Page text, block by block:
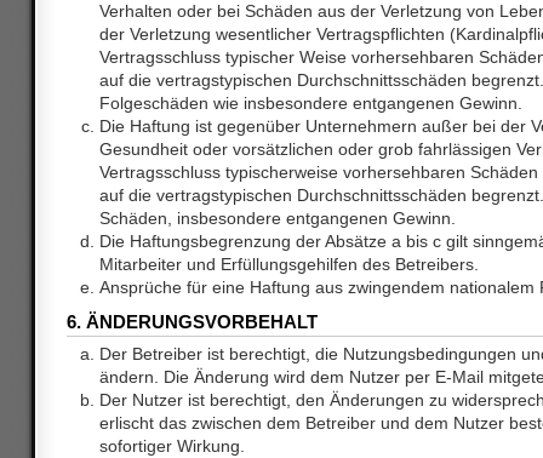
Verhalten oder bei Schäden aus der Verletzung von
der Verletzung wesentlicher Vertragspflichten
Vertragsschluss typischer Weise vorhersehbaren
auf die vertragstypischen Durchschnittsschäden
Folgeschäden wie insbesondere entgangenen Gewinn.
Die Haftung ist gegenüber Unternehmern außer bei der
Gesundheit oder vorsätzlichen oder grob fahrlässigen
Vertragsschluss typischerweise vorhersehbaren
auf die vertragstypischen Durchschnittsschäden
Schäden, insbesondere entgangenen Gewinn.
Die Haftungsbegrenzung der Absätze a bis c gilt
Mitarbeiter und Erfüllungsgehilfen des Betreibers.
Ansprüche für eine Haftung aus zwingendem nationalem
6. ÄNDERUNGSVORBEHALT
Der Betreiber ist berechtigt, die Nutzungsbedingungen
ändern. Die Änderung wird dem Nutzer per E-Mail
Der Nutzer ist berechtigt, den Änderungen zu
erlischt das zwischen dem Betreiber und dem Nutzer
sofortiger Wirkung.